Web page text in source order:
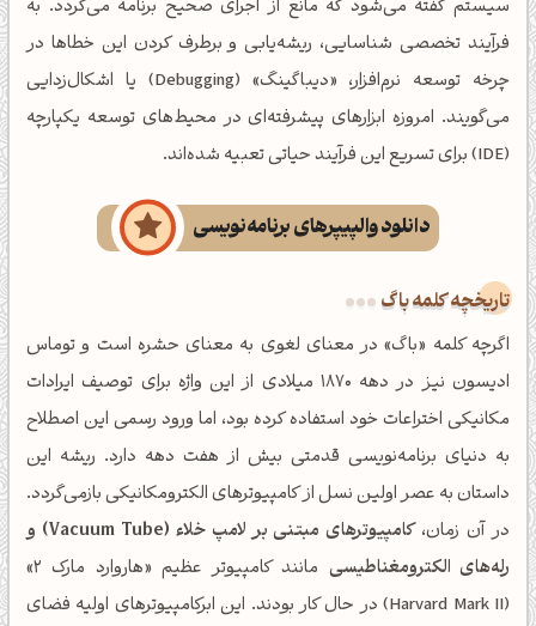
سیستم گفته می‌شود که مانع از اجرای صحیح برنامه می‌گردد. به
فرآیند تخصصی شناسایی، ریشه‌یابی و برطرف کردن این خطاها در
چرخه توسعه نرم‌افزار، «دیباگینگ» (Debugging) یا اشکال‌زدایی
می‌گویند. امروزه ابزارهای پیشرفته‌ای در محیط‌های توسعه یکپارچه
(IDE) برای تسریع این فرآیند حیاتی تعبیه شده‌اند.
دانلود والپیپرهای برنامه‌نویسی
تاریخچه کلمه باگ
اگرچه کلمه «باگ» در معنای لغوی به معنای حشره است و توماس
ادیسون نیز در دهه ۱۸۷۰ میلادی از این واژه برای توصیف ایرادات
مکانیکی اختراعات خود استفاده کرده بود، اما ورود رسمی این اصطلاح
به دنیای برنامه‌نویسی قدمتی بیش از هفت دهه دارد. ریشه این
داستان به عصر اولین نسل از کامپیوترهای الکترومکانیکی بازمی‌گردد.
در آن زمان،
کامپیوترهای مبتنی بر لامپ خلاء (Vacuum Tube) و
رله‌های الکترومغناطیسی
مانند کامپیوتر عظیم «هاروارد مارک ۲»
(Harvard Mark II) در حال کار بودند. این ابرکامپیوترهای اولیه فضای